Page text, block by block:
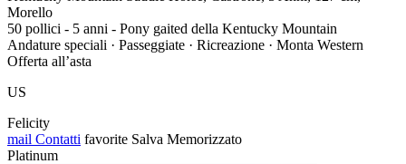
Morello
50 pollici - 5 anni - Pony gaited della Kentucky Mountain
Andature speciali · Passeggiate · Ricreazione · Monta Western
Offerta all’asta
US
Felicity
mail Contatti favorite Salva Memorizzato
Platinum